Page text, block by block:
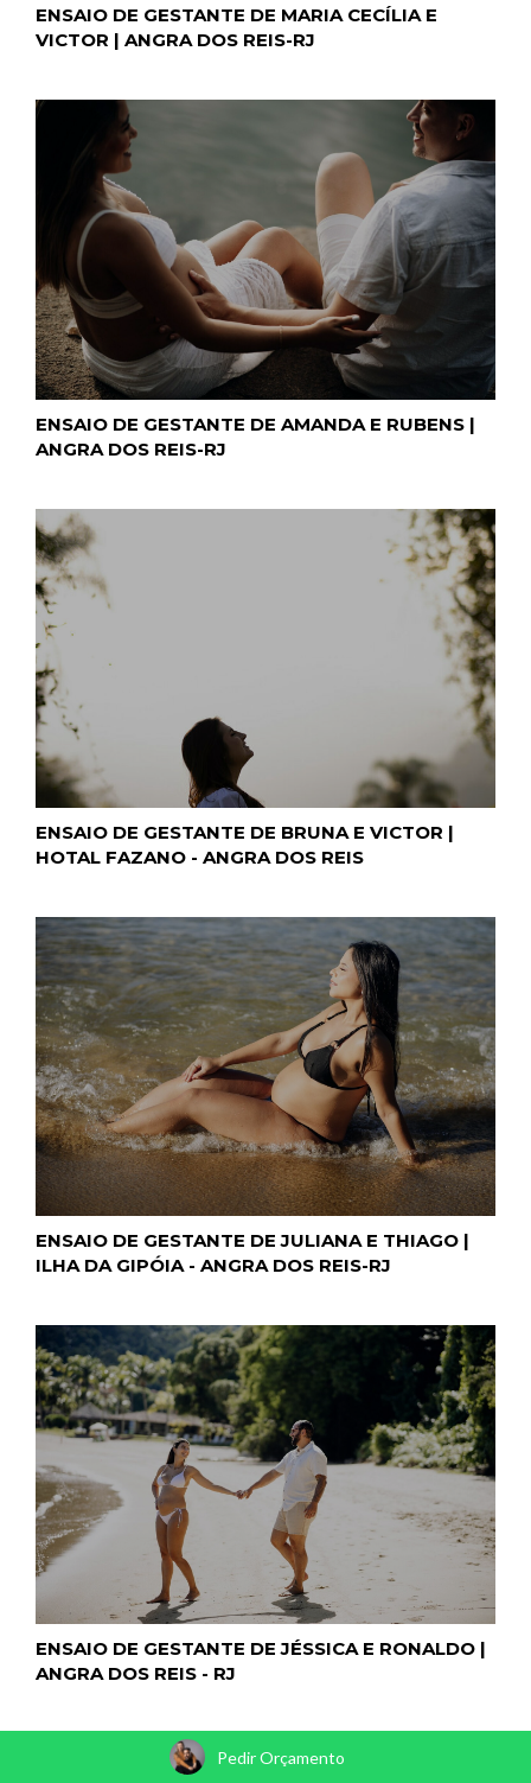
ENSAIO DE GESTANTE DE MARIA CECÍLIA E
VICTOR | ANGRA DOS REIS-RJ
ENSAIO DE GESTANTE DE AMANDA E RUBENS |
ANGRA DOS REIS-RJ
ENSAIO DE GESTANTE DE BRUNA E VICTOR |
HOTAL FAZANO - ANGRA DOS REIS
ENSAIO DE GESTANTE DE JULIANA E THIAGO |
ILHA DA GIPÓIA - ANGRA DOS REIS-RJ
ENSAIO DE GESTANTE DE JÉSSICA E RONALDO |
ANGRA DOS REIS - RJ
Pedir Orçamento